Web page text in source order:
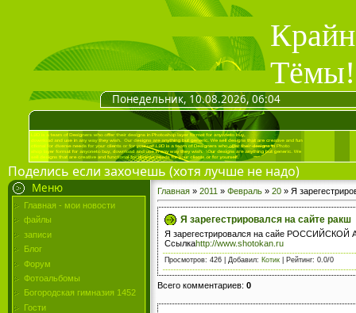
Понедельник, 10.08.2026, 06:04
Поделись если захочешь (хотя лучше не надо)
Меню
Главная - мои новости
файлы
записи
Блог
Форум
Фотоальбомы
Богородская гимназия 1452
Гости
Главная » 2011 » Февраль » 20 » Я
Я зарегестрировался на сайте ракш
Я зарегестрировался на сайе
Ссылкаhttp://www.shotokan.ru
Просмотров: 426 | Добавил: Котик Рейтинг: 0.0/0
Всего комментариев: 0